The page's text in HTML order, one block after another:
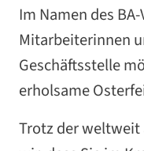
Im Namen des
Mitarbeiterinnen
Geschäftsstelle
erholsame
Trotz der weltweit